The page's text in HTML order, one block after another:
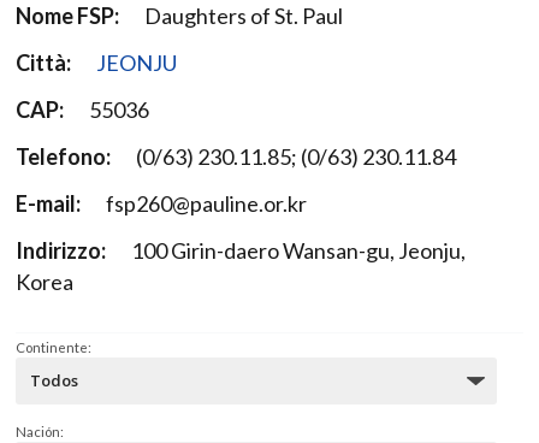
Recursos
Nome FSP:
Daughters of St. Paul
Città:
JEONJU
CAP:
55036
Telefono:
(0/63) 230.11.85; (0/63) 230.11.84
E-mail:
fsp260@pauline.or.kr
Indirizzo:
100 Girin-daero Wansan-gu, Jeonju,
Korea
Continente:
Nación: